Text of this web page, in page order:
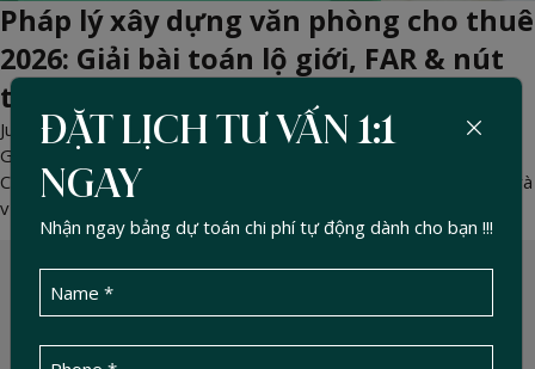
Pháp lý xây dựng văn phòng cho thuê
2026: Giải bài toán lộ giới, FAR & nút
thắt PCCC
Jun 02, 2026 - DucTin Construction>Kinh nghiệm xây nhà
Gỡ rối pháp lý xây dựng văn phòng cho thuê 2026 tại TP.HCM.
Chuyên gia Đức Tín hướng dẫn tối ưu Hệ số sử dụng đất (FAR) và
vượt qua thẩm duyệt PCCC cao tầng.
ĐẶT LỊCH TƯ VẤN 1:1
NGAY
Nhận ngay bảng dự toán chi phí tự động dành cho bạn !!!